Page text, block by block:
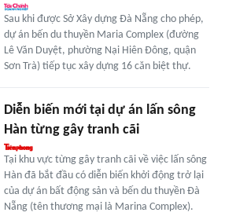
Sau khi được Sở Xây dựng Đà Nẵng cho phép,
dự án bến du thuyền Maria Complex (đường
Lê Văn Duyệt, phường Nại Hiên Đông, quận
Sơn Trà) tiếp tục xây dựng 16 căn biệt thự.
Diễn biến mới tại dự án lấn sông
Hàn từng gây tranh cãi
Tại khu vực từng gây tranh cãi về việc lấn sông
Hàn đã bắt đầu có diễn biến khởi động trở lại
của dự án bất động sản và bến du thuyền Đà
Nẵng (tên thương mại là Marina Complex).